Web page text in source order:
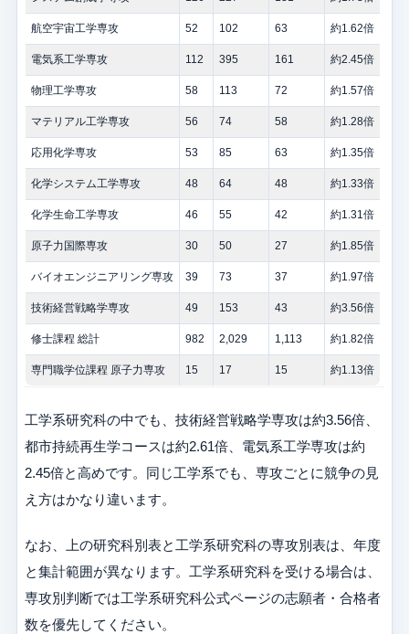
航空宇宙工学専攻 52 102 63 約1.62倍
電気系工学専攻 112 395 161 約2.45倍
物理工学専攻 58 113 72 約1.57倍
マテリアル工学専攻 56 74 58 約1.28倍
応用化学専攻 53 85 63 約1.35倍
化学システム工学専攻 48 64 48 約1.33倍
化学生命工学専攻 46 55 42 約1.31倍
原子力国際専攻 30 50 27 約1.85倍
バイオエンジニアリング専攻 39 73 37 約1.97倍
技術経営戦略学専攻 49 153 43 約3.56倍
修士課程 総計 982 2,029 1,113 約1.82倍
専門職学位課程 原子力専攻 15 17 15 約1.13倍
工学系研究科の中でも、技術経営戦略学専攻は約3.56倍、
都市持続再生学コースは約2.61倍、電気系工学専攻は約
2.45倍と高めです。同じ工学系でも、専攻ごとに競争の見
え方はかなり違います。
なお、上の研究科別表と工学系研究科の専攻別表は、年度
と集計範囲が異なります。工学系研究科を受ける場合は、
専攻別判断では工学系研究科公式ページの志願者・合格者
数を優先してください。